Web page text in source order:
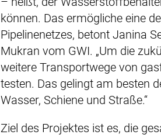
können. Das ermögliche eine
Pipelinenetzes, betont Janina
Mukran vom GWI. „Um die
weitere Transportwege von
testen. Das gelingt am besten
Wasser, Schiene und Straße.“
Ziel des Projektes ist es, die